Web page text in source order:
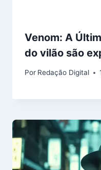
Venom: A
do vilão são
Por Redação Digital